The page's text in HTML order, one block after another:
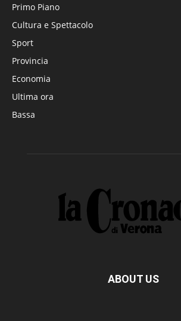
Primo Piano
Cultura e Spettacolo
Sport
Provincia
Economia
Ultima ora
Bassa
ABOUT US